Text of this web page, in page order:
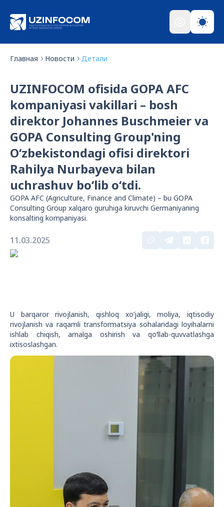
Главная Новости Детали
UZINFOCOM ofisida GOPA AFC
kompaniyasi vakillari – bosh
direktor Johannes Buschmeier va
GOPA Consulting Group'ning
O‘zbekistondagi ofisi direktori
Rahilya Nurbayeva bilan
uchrashuv bo‘lib o‘tdi.
GOPA AFC (Agriculture, Finance and Climate) – bu GOPA
Consulting Group xalqaro guruhiga kiruvchi Germaniyaning
konsalting kompaniyasi.
11.03.2025
U barqaror rivojlanish, qishloq xo‘jaligi, moliya, iqtisodiy
rivojlanish va raqamli transformatsiya sohalaridagi loyihalarni
ishlab chiqish, amalga oshirish va qo‘llab-quvvatlashga
ixtisoslashgan.